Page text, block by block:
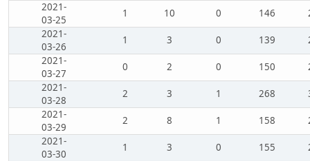
2021-
03-25
1 10 0 146
2021-
03-26
1 3 0 139
2021-
03-27
0 2 0 150
2021-
03-28
2 3 1 268
2021-
03-29
2 8 1 158
2021-
03-30
1 3 0 155